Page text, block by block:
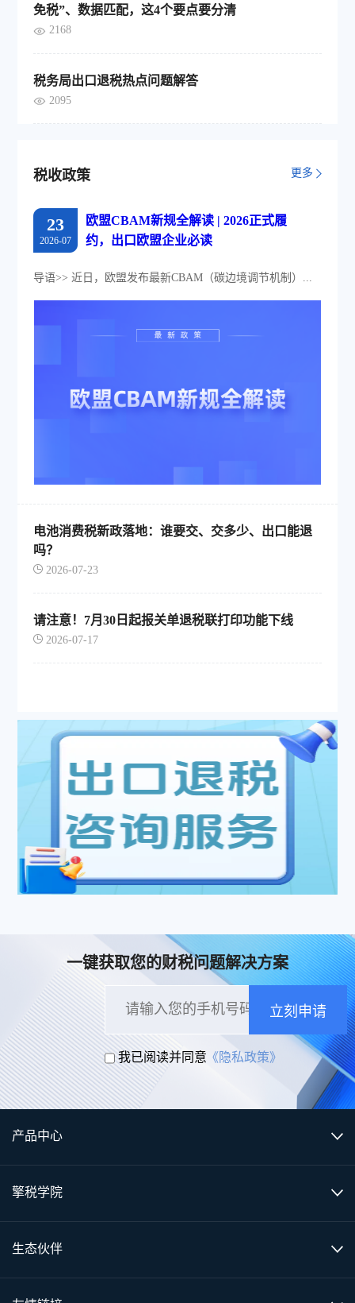
免税”、数据匹配，这4个要点要分清
2168
税务局出口退税热点问题解答
2095
税收政策 更多
23
2026-07
欧盟CBAM新规全解读 | 2026正式履
约，出口欧盟企业必读
导语>> 近日，欧盟发布最新CBAM（碳边境调节机制）...
电池消费税新政落地：谁要交、交多少、出口能退
吗？
2026-07-23
请注意！7月30日起报关单退税联打印功能下线
2026-07-17
一键获取您的财税问题解决方案
立刻申请
我已阅读并同意 《隐私政策》
产品中心
擎税学院
生态伙伴